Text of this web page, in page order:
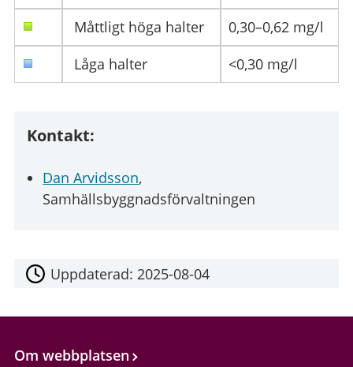
Måttligt höga halter
0,30–0,62 mg/l
Låga halter
<0,30 mg/l
Kontakt:
Dan Arvidsson,
Samhällsbyggnadsförvaltningen
Uppdaterad: 2025-08-04
Om webbplatsen